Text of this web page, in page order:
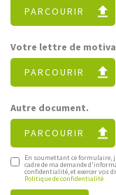
PARCOURIR
Votre lettre de
PARCOURIR
Autre document.
PARCOURIR
En soumettant ce formulaire,
cadre de ma demande
confidentialité, et exercer vos
Politique de confidentialité